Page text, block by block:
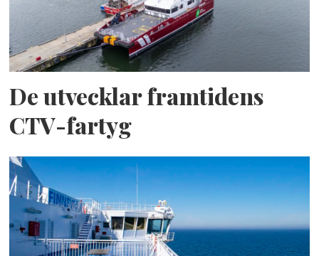
De utvecklar framtidens
CTV-fartyg